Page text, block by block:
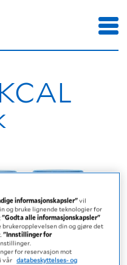
informasjonskapsler"vil
og bruke lignende teknologier for
"Godta alle informasjonskapsler"
din og gjøre det
"Innstillinger for
for reservasjon mot
vår databeskyttelses- og